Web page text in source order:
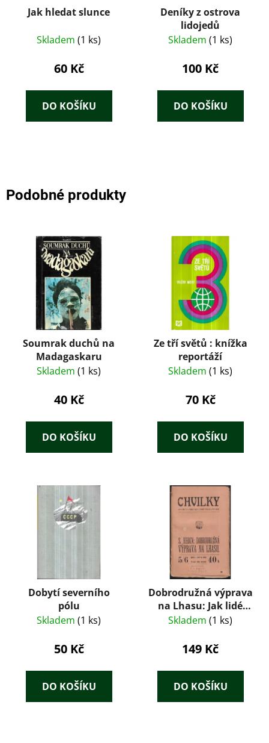
Jak hledat slunce
Skladem (1 ks)
60 Kč
DO KOŠÍKU
Deníky z ostrova
lidojedů
Skladem (1 ks)
100 Kč
DO KOŠÍKU
Podobné produkty
Soumrak duchů na
Madagaskaru
Skladem (1 ks)
40 Kč
DO KOŠÍKU
Ze tří světů : knížka
reportáží
Skladem (1 ks)
70 Kč
DO KOŠÍKU
Dobytí severního
pólu
Skladem (1 ks)
50 Kč
DO KOŠÍKU
Dobrodružná výprava
na Lhasu: Jak lidé
pouští naložili se
Skladem (1 ks)
149 Kč
DO KOŠÍKU